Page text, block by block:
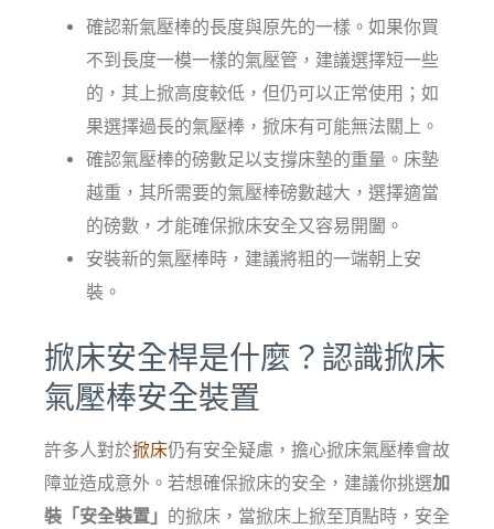
確認新氣壓棒的長度與原先的一樣。如果你買
不到長度一模一樣的氣壓管，建議選擇短一些
的，其上掀高度較低，但仍可以正常使用；如
果選擇過長的氣壓棒，掀床有可能無法關上。
確認氣壓棒的磅數足以支撐床墊的重量。床墊
越重，其所需要的氣壓棒磅數越大，選擇適當
的磅數，才能確保掀床安全又容易開闔。
安裝新的氣壓棒時，建議將粗的一端朝上安
裝。
掀床安全桿是什麼？認識掀床
氣壓棒安全裝置
許多人對於掀床仍有安全疑慮，擔心掀床氣壓棒會故
障並造成意外。若想確保掀床的安全，建議你挑選加
裝「安全裝置」 的掀床，當掀床上掀至頂點時，安全